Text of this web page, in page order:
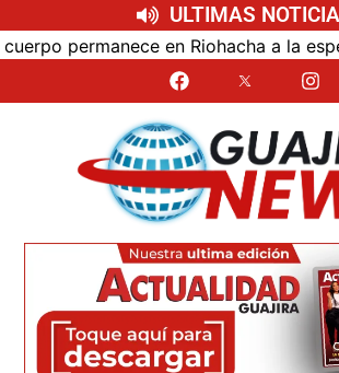
ULTIMAS
a la espera de ser trasladado